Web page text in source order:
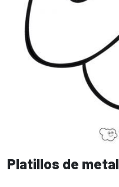
Platillos de metal